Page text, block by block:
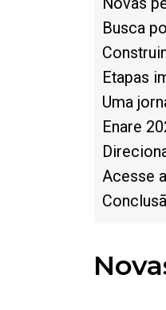
Busca
Etapas
Uma
Enare
Acesse